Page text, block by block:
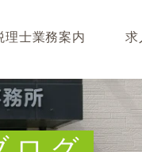
理士業務案内
理士が必要なのか
ッシュフロー経営につ
求